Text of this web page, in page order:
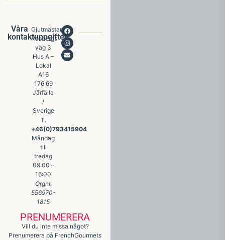
Våra
kontaktuppgifter
Gjutmästare
Rosbergs
väg 3
Hus A –
Lokal
A16
176 69
Järfälla
/
Sverige
T.
+46(0)793415904
Måndag
till
fredag
09:00 –
16:00
Orgnr.
556970-
1815
PRENUMERERA
Vill du inte missa något?
Prenumerera på FrenchGourmets